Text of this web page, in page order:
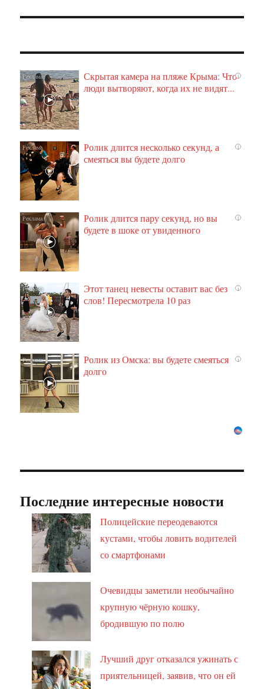
i
Скрытая камера на пляже Крыма: Что
люди вытворяют, когда их не видят...
i
Ролик длится несколько секунд, а
смеяться вы будете долго
i
Ролик длится пару секунд, но вы
будете в шоке от увиденного
i
Этот танец невесты оставит вас без
слов! Пересмотрела 10 раз
i
Ролик из Омска: вы будете смеяться
долго
Последние интересные новости
Полицейские переодеваются
кустами, чтобы ловить водителей
со смартфонами
Очевидцы заметили необычайно
крупную чёрную кошку,
бродившую по полю
Лучший друг отказался ужинать с
приятельницей, заявив, что он ей